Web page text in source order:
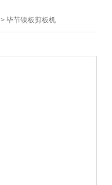
> 毕节镍板剪板机